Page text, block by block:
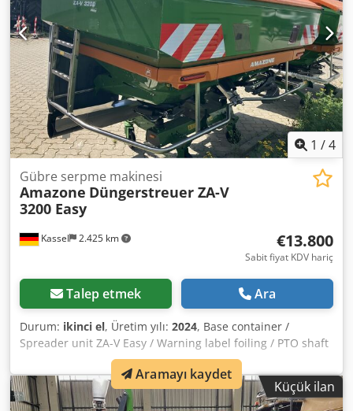
1 /4
Kassel 2.425 km
Gübre serpme makinesi
Amazone Düngerstreuer ZA-V
3200 Easy
€13.800
Sabit fiyat KDV hariç
Talep etmek Ara
Durum: ikinci el, Üretim yılı: 2024, Base container /
Spreader unit ZA-V Easy / Warning label foiling / PTO shaft
910 mm / with friction clutch / Hopper extension S 1400,
welded / factory-assembled / Mud flaps S / Rear LED
lighting / Easy operating computer Dcedpfjuhp Ehox Ai Nek
Küçük ilan
Aramayı kaydet